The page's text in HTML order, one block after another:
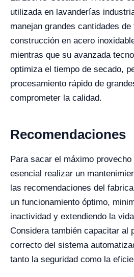
utilizada en lavanderías
manejan grandes cantidades
construcción en acero
mientras que su avanzada
optimiza el tiempo de secado,
procesamiento rápido de
comprometer la calidad.
Recomendaciones
Para sacar el máximo
esencial realizar un
las recomendaciones del
un funcionamiento óptimo,
inactividad y extendiendo la
Considera también capacitar al
correcto del sistema
tanto la seguridad como la